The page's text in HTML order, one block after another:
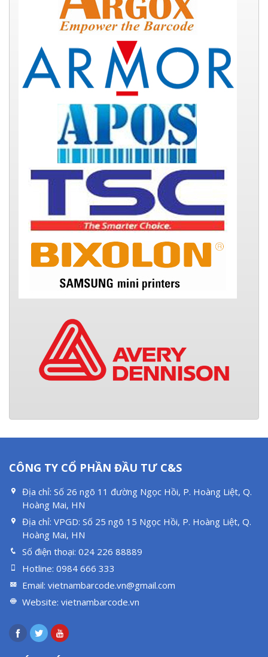
CÔNG TY CỔ PHẦN ĐẦU TƯ C&S
Địa chỉ: Số 26 ngõ 11 đường Ngọc Hồi, P. Hoàng Liệt, Q.
Hoàng Mai, HN
Địa chỉ: VPGD: Số 25 ngõ 15 Ngọc Hồi, P. Hoàng Liệt, Q.
Hoàng Mai, HN
Số điện thoại: 024 226 88889
Hotline: 0984 666 333
Email: vietnambarcode.vn@gmail.com
Website: vietnambarcode.vn